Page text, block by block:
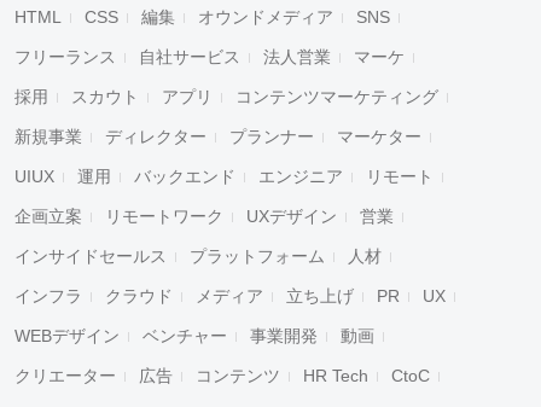
HTML CSS 編集 オウンドメディア SNS
フリーランス 自社サービス 法人営業 マーケ
採用 スカウト アプリ コンテンツマーケティング
新規事業 ディレクター プランナー マーケター
UIUX 運用 バックエンド エンジニア リモート
企画立案 リモートワーク UXデザイン 営業
インサイドセールス プラットフォーム 人材
インフラ クラウド メディア 立ち上げ PR UX
WEBデザイン ベンチャー 事業開発 動画
クリエーター 広告 コンテンツ HR Tech CtoC